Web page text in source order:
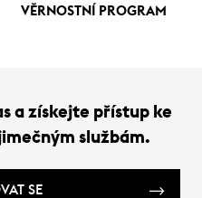
VĚRNOSTNÍ PROGRAM
a získejte přístup ke
službám.
SE